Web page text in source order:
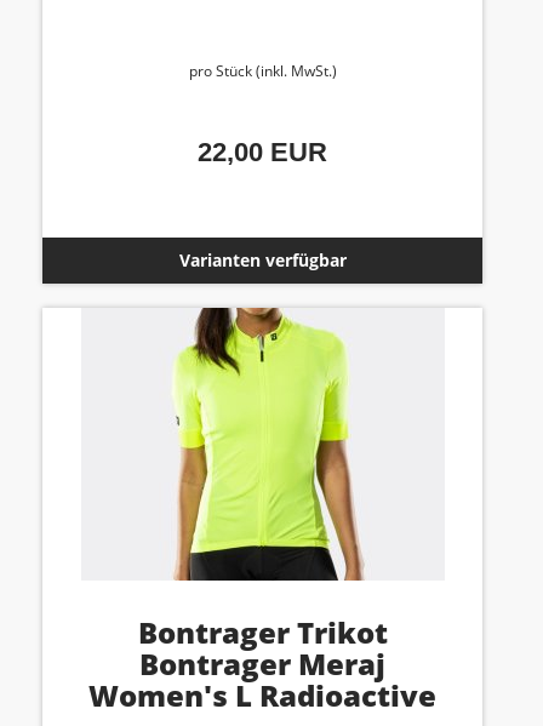
pro Stück (inkl. MwSt.)
22,00 EUR
Varianten verfügbar
Bontrager Trikot
Bontrager Meraj
Women's L Radioactive